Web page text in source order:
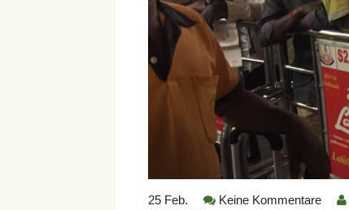
25 Feb. Keine Kommentare